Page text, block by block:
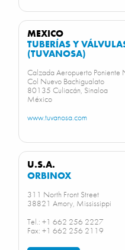
MEXICO
TUBERÍAS Y
(TUVANOSA)
Calzada Aeropuerto
Col Nuevo Bachigualato
80135 Culiacán, Sinaloa
México
www.tuvanosa.com
U.S.A.
ORBINOX
311 North Front Street
38821 Amory, Mississippi
Tel.: +1 662 256 2227
Fax: +1 662 256 2119